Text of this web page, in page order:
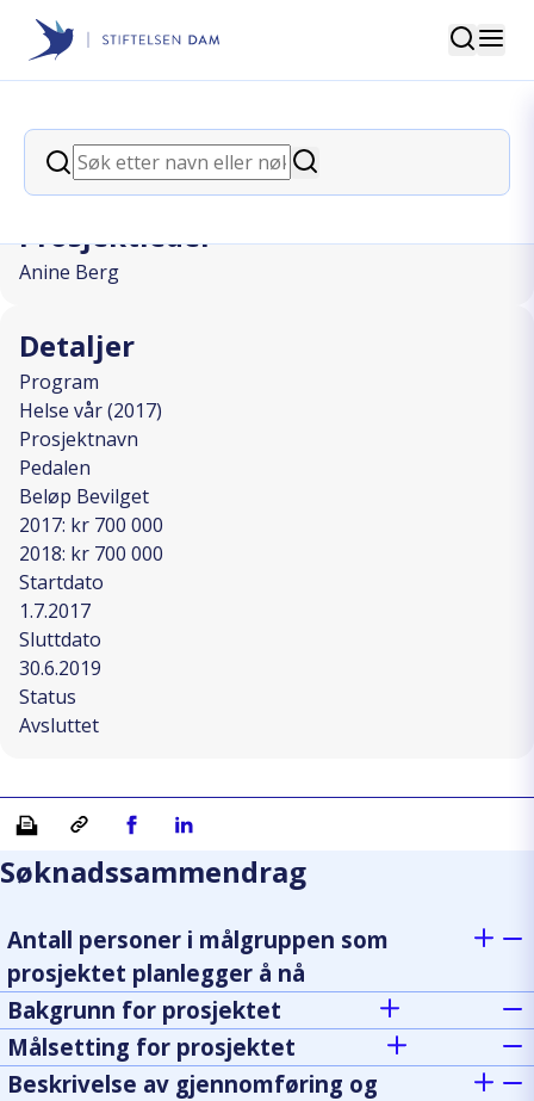
Stiftelsen Dam
Søk
Søk
Søk
back
Pedalen
Prosjektleder
Anine Berg
Detaljer
Program
Helse vår (2017)
Prosjektnavn
Pedalen
Beløp Bevilget
2017: kr 700 000
2018: kr 700 000
Startdato
1.7.2017
Sluttdato
30.6.2019
Status
Avsluttet
Skriv ut Kopiera länkDel på Facebook
Del på Linkedin
Søknadssammendrag
Antall personer i målgruppen som
prosjektet planlegger å nå
Bakgrunn for prosjektet
Målsetting for prosjektet
Beskrivelse av gjennomføring og